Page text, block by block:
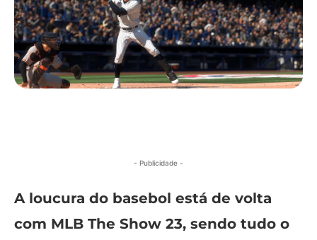
- Publicidade -
A loucura do basebol está de volta
com MLB The Show 23, sendo tudo o